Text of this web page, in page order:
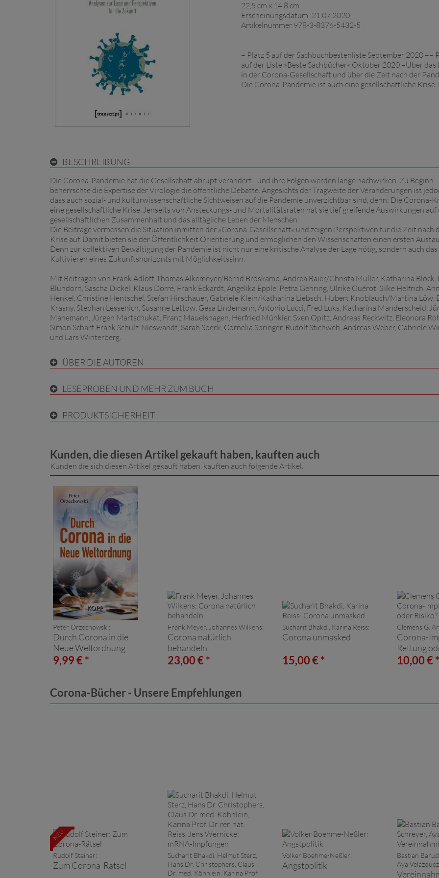
22,5 cm x 14,8 cm
Erscheinungsdatum: 21.07.2020
Artikelnummer 978-3-8376-5432-5
– Platz 5 auf der Sachbuchbestenliste September 2020 ––
auf der Liste »Beste Sachbücher« Oktober 2020 –Über das
in der Corona-Gesellschaft und über die Zeit nach der
Die Corona-Pandemie ist auch eine gesellschaftliche Krise.
BESCHREIBUNG
Die Corona-Pandemie hat die Gesellschaft abrupt verändert - und ihre Folgen werden lange nachwirken. Zu Beginn
beherrschte die Expertise der Virologie die öffentliche Debatte. Angesichts der Tragweite der Veränderungen ist
dass auch sozial- und kulturwissenschaftliche Sichtweisen auf die Pandemie unverzichtbar sind, denn: Die Corona-
eine gesellschaftliche Krise. Jenseits von Ansteckungs- und Mortalitätsraten hat sie tief greifende Auswirkungen auf
gesellschaftlichen Zusammenhalt und das alltägliche Leben der Menschen.
Die Beiträge vermessen die Situation inmitten der »Corona-Gesellschaft« und zeigen Perspektiven für die Zeit nach
Krise auf. Damit bieten sie der Öffentlichkeit Orientierung und ermöglichen den Wissenschaften einen ersten
Denn zur kollektiven Bewältigung der Pandemie ist nicht nur eine kritische Analyse der Lage nötig, sondern auch das
Kultivieren eines Zukunftshorizonts mit Möglichkeitssinn.
Mit Beiträgen von Frank Adloff, Thomas Alkemeyer/Bernd Bröskamp, Andrea Baier/Christa Müller, Katharina
Blühdorn, Sascha Dickel, Klaus Dörre, Frank Eckardt, Angelika Epple, Petra Gehring, Ulrike Guérot, Silke Helfrich,
Henkel, Christine Hentschel, Stefan Hirschauer, Gabriele Klein/Katharina Liebsch, Hubert Knoblauch/Martina Löw,
Krasny, Stephan Lessenich, Susanne Lettow, Gesa Lindemann, Antonio Lucci, Fred Luks, Katharina Manderscheid,
Manemann, Jürgen Martschukat, Franz Mauelshagen, Herfried Münkler, Sven Opitz, Andreas Reckwitz, Eleonora
Simon Scharf, Frank Schulz-Nieswandt, Sarah Speck, Cornelia Springer, Rudolf Stichweh, Andreas Weber, Gabriele
und Lars Winterberg.
ÜBER DIE AUTOREN
LESEPROBEN UND MEHR ZUM BUCH
PRODUKTSICHERHEIT
Kunden, die diesen Artikel gekauft haben, kauften auch
Kunden die sich diesen Artikel gekauft haben, kauften auch folgende Artikel.
Peter Orzechowski:
Durch Corona in die
Neue Weltordnung
9,99 € *
Frank Meyer, Johannes Wilkens:
Corona natürlich
behandeln
23,00 € *
Sucharit Bhakdi, Karina Reiss:
Corona unmasked
15,00 € *
Clemens G.
Corona-
Rettung
10,00 € *
Corona-Bücher - Unsere Empfehlungen
NEU
Rudolf Steiner:
Zum Corona-Rätsel
Sucharit Bhakdi, Helmut Sterz,
Hans Dr. Christophers, Claus
Dr. med. Köhnlein, Karina Prof.
Volker Boehme-Neßler:
Angstpolitik
Bastian
Aya